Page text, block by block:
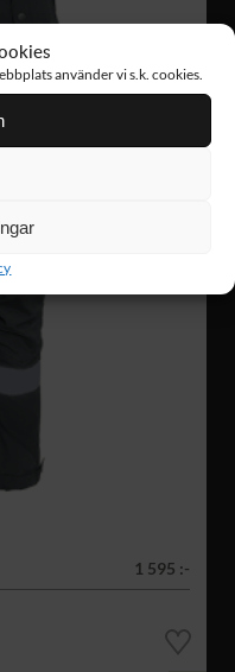
använder vi s.k. cookies.
1 595 :-